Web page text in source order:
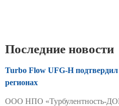
Последние новости
Turbo Flow UFG-H подтвердил
регионах
ООО НПО «Турбулентность-